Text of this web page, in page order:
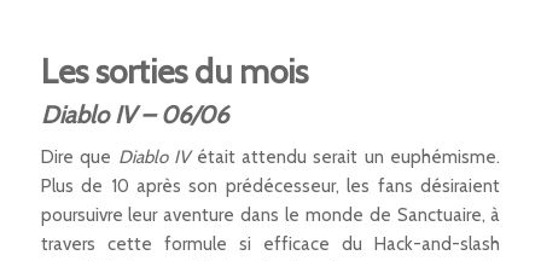
Les sorties du mois
Diablo IV – 06/06
Dire que Diablo IVétait attendu serait un euphémisme.
Plus de 10 après son prédécesseur, les fans désiraient
poursuivre leur aventure dans le monde de Sanctuaire, à
travers cette formule si efficace du Hack-and-slash